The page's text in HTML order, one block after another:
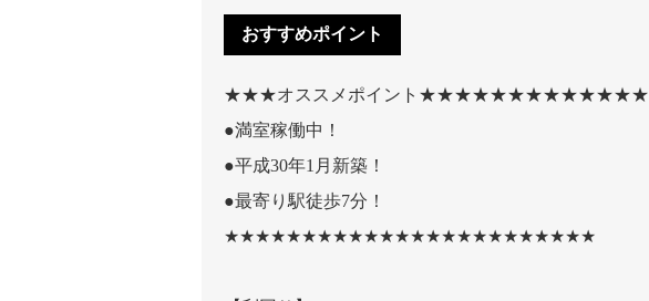
おすすめポイント
★★★オススメポイント★★★★★★★★★★★★★
●満室稼働中！
●平成30年1月新築！
●最寄り駅徒歩7分！
★★★★★★★★★★★★★★★★★★★★★★★★